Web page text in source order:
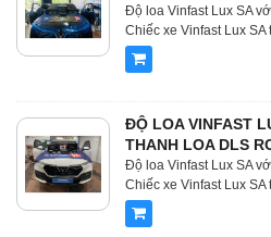
Độ loa Vinfast Lux SA
Chiếc xe Vinfast Lux
ĐỘ LOA VINFAST
THANH LOA DLS
Độ loa Vinfast Lux SA
Chiếc xe Vinfast Lux